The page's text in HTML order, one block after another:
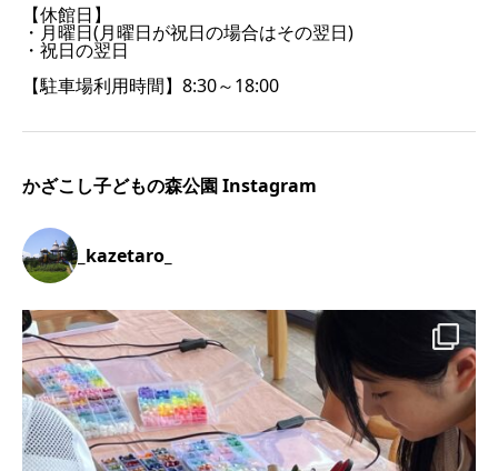
【休館日】
・月曜日(月曜日が祝日の場合はその翌日)
・祝日の翌日
【駐車場利用時間】8:30～18:00
かざこし子どもの森公園 Instagram
_kazetaro_